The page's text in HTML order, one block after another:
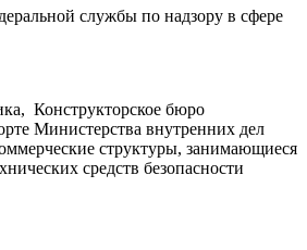
службы по надзору в сфере
Конструкторское бюро
Министерства внутренних дел
структуры, занимающиеся
средств безопасности